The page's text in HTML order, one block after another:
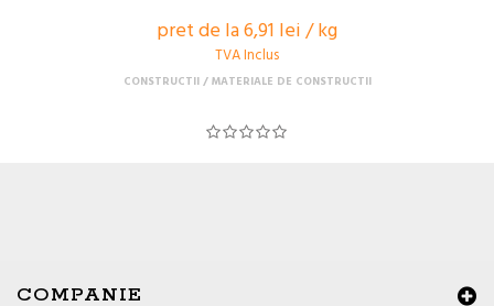
pret de la 6,91 lei / kg
TVA Inclus
CONSTRUCTII MATERIALE DE CONSTRUCTII
COMPANIE